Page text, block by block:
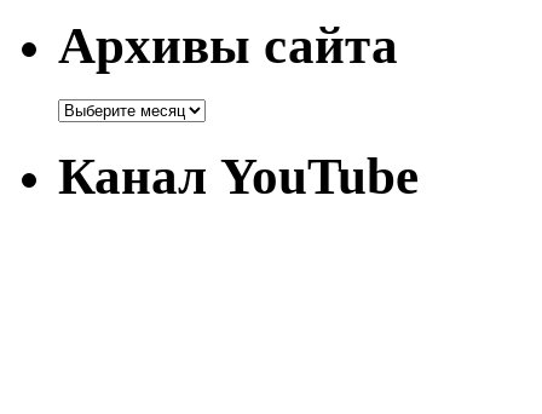
Архивы сайта
Канал YouTube